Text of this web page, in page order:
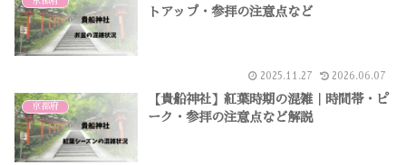
トアップ・参拝の注意点など
2025.11.27 2026.06.07
京都府
【貴船神社】紅葉時期の混雑｜時間帯・ピ
ーク・参拝の注意点など解説